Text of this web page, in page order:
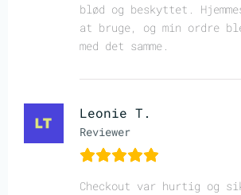
blød og beskyttet.
at bruge, og min ordre
med det samme.
Leonie T.
Reviewer
Checkout var hurtig og